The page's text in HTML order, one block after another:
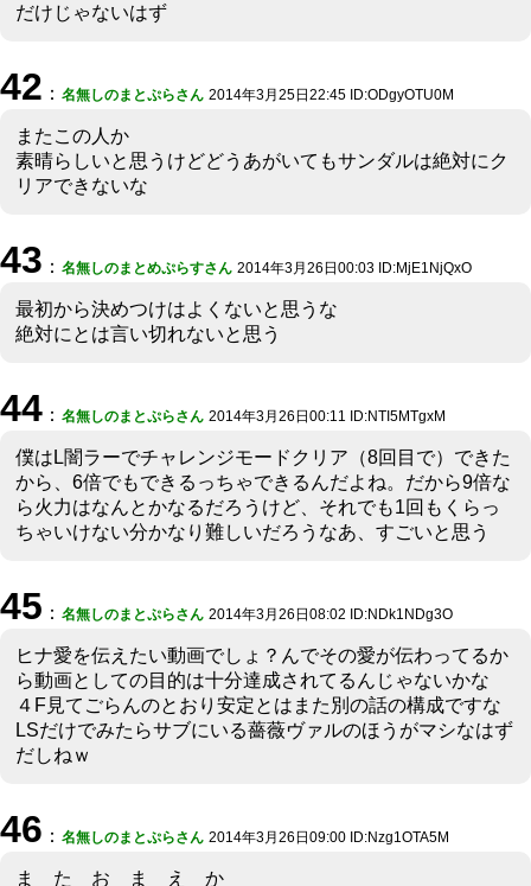
だけじゃないはず
42 ： 名無しのまとぷらさん 2014年3月25日22:45 ID:ODgyOTU0M
またこの人か
素晴らしいと思うけどどうあがいてもサンダルは絶対にク
リアできないな
43 ： 名無しのまとめぷらすさん 2014年3月26日00:03 ID:MjE1NjQxO
最初から決めつけはよくないと思うな
絶対にとは言い切れないと思う
44 ： 名無しのまとぷらさん 2014年3月26日00:11 ID:NTI5MTgxM
僕はL闇ラーでチャレンジモードクリア（8回目で）できた
から、6倍でもできるっちゃできるんだよね。だから9倍な
ら火力はなんとかなるだろうけど、それでも1回もくらっ
ちゃいけない分かなり難しいだろうなあ、すごいと思う
45 ： 名無しのまとぷらさん 2014年3月26日08:02 ID:NDk1NDg3O
ヒナ愛を伝えたい動画でしょ？んでその愛が伝わってるか
ら動画としての目的は十分達成されてるんじゃないかな
４F見てごらんのとおり安定とはまた別の話の構成ですな
LSだけでみたらサブにいる薔薇ヴァルのほうがマシなはず
だしねｗ
46 ： 名無しのまとぷらさん 2014年3月26日09:00 ID:Nzg1OTA5M
ま た お ま え か